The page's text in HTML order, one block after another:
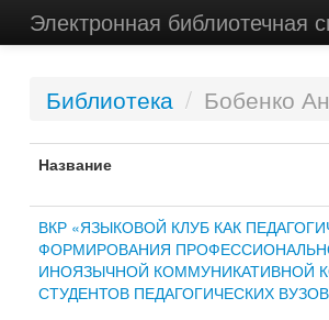
Электронная библиотечная
Библиотека / Бобенко
Название
ВКР «ЯЗЫКОВОЙ КЛУБ КАК
ФОРМИРОВАНИЯ
ИНОЯЗЫЧНОЙ КОММУНИКАТИВНОЙ
СТУДЕНТОВ ПЕДАГОГИЧЕСКИХ